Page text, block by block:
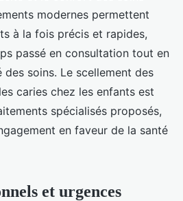
modernes permettent
à la fois précis et rapides,
passé en consultation tout en
soins. Le scellement des
caries chez les enfants est
spécialisés proposés,
en faveur de la santé
et urgences